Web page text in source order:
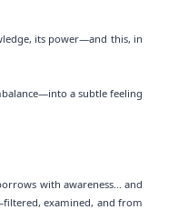
its power—and this, in
a subtle feeling
with awareness… and
examined, and from